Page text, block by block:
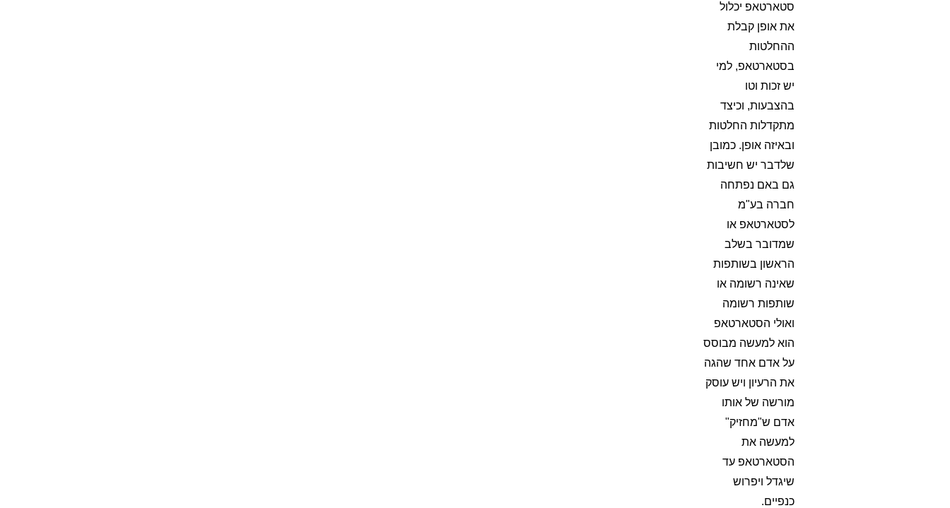
סטארטאפ יכלול
את אופן קבלת
ההחלטות
בסטארטאפ, למי
יש זכות וטו
בהצבעות, וכיצד
מתקדלות החלטות
ובאיזה אופן. כמובן
שלדבר יש חשיבות
גם באם נפתחה
חברה בע"מ
לסטארטאפ או
שמדובר בשלב
הראשון בשותפות
שאינה רשומה או
שותפות רשומה
ואולי הסטארטאפ
הוא למעשה מבוסס
על אדם אחד שהגה
את הרעיון ויש עוסק
מורשה של אותו
אדם ש"מחזיק"
למעשה את
הסטארטאפ עד
שיגדל ויפרוש
כנפיים.